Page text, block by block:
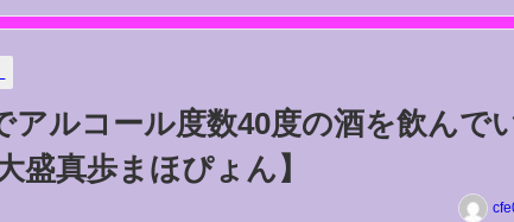
アルコール度数40度の酒を飲んで
盛真歩まほぴょん】